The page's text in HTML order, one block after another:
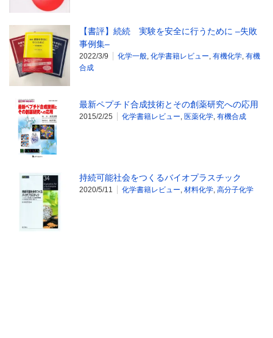
【書評】続続 実験を安全に行うために –失敗
事例集–
2022/3/9 化学一般, 化学書籍レビュー, 有機化学, 有機
合成
最新ペプチド合成技術とその創薬研究への応用
2015/2/25 化学書籍レビュー, 医薬化学, 有機合成
持続可能社会をつくるバイオプラスチック
2020/5/11 化学書籍レビュー, 材料化学, 高分子化学